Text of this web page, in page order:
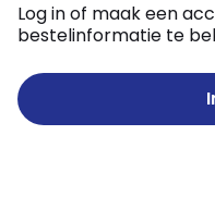
Log in of maak een
bestelinformatie te